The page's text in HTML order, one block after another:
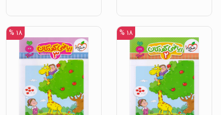
۱۸ % ۱۸ %